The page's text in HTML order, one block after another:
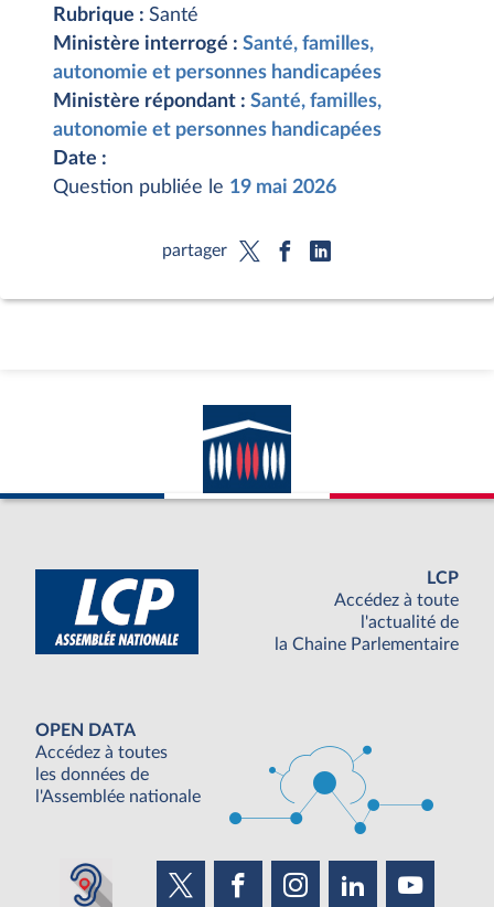
Rubrique : Santé
Ministère interrogé : Santé, familles,
autonomie et personnes handicapées
Ministère répondant : Santé, familles,
autonomie et personnes handicapées
Date :
Question publiée le 19 mai 2026
partager
LCP
Accédez à toute
l'actualité de
la Chaine Parlementaire
OPEN DATA
Accédez à toutes
les données de
l'Assemblée nationale